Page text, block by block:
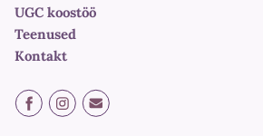
UGC koostöö
Teenused
Kontakt